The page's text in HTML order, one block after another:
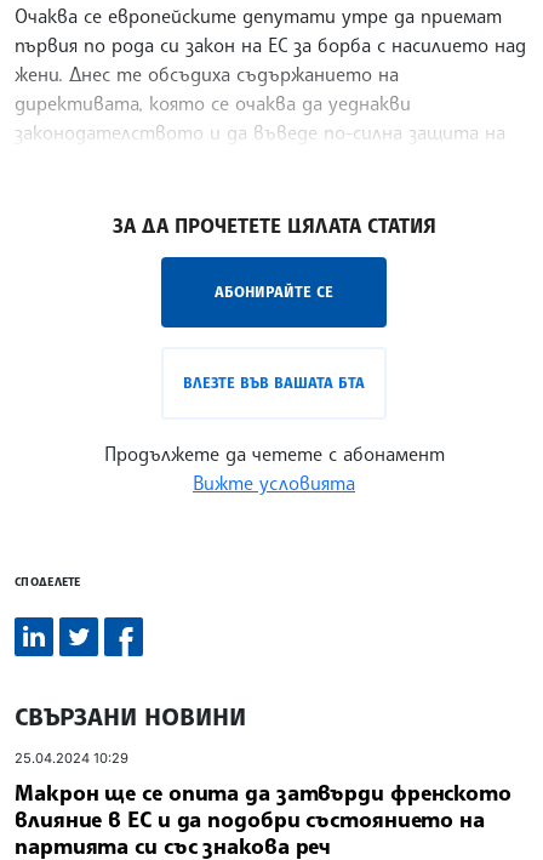
Очаква се европейските депутати утре да приемат
първия по рода си закон на ЕС за борба с насилието над
жени. Днес те обсъдиха съдържанието на
директивата, която се очаква да уеднакви
законодателството и да въведе по-силна защита на
ЗА ДА ПРОЧЕТЕТЕ ЦЯЛАТА СТАТИЯ
АБОНИРАЙТЕ СЕ
ВЛЕЗТЕ ВЪВ ВАШАТА БТА
Продължете да четете с абонамент
Вижте условията
СПОДЕЛЕТЕ
СВЪРЗАНИ НОВИНИ
25.04.2024 10:29
Макрон ще се опита да затвърди френското
влияние в ЕС и да подобри състоянието на
партията си със знакова реч